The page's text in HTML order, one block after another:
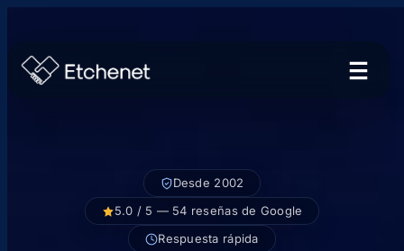
Desde 2002
5.0 / 5 — 54 reseñas de Google
Respuesta rápida